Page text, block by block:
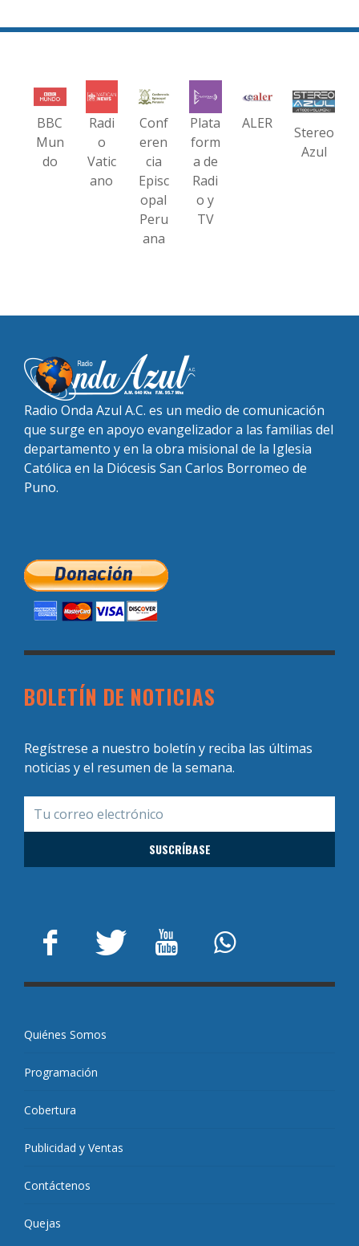
BBC
Mun
do
Radi
o
Vatic
ano
Conf
eren
cia
Episc
opal
Peru
ana
Plata
form
a de
Radi
o y
TV
ALER
Stereo
Azul
Radio Onda Azul A.C. es un medio de comunicación
que surge en apoyo evangelizador a las familias del
departamento y en la obra misional de la Iglesia
Católica en la Diócesis San Carlos Borromeo de
Puno.
BOLETÍN DE NOTICIAS
Regístrese a nuestro boletín y reciba las últimas
noticias y el resumen de la semana.
Quiénes Somos
Programación
Cobertura
Publicidad y Ventas
Contáctenos
Quejas